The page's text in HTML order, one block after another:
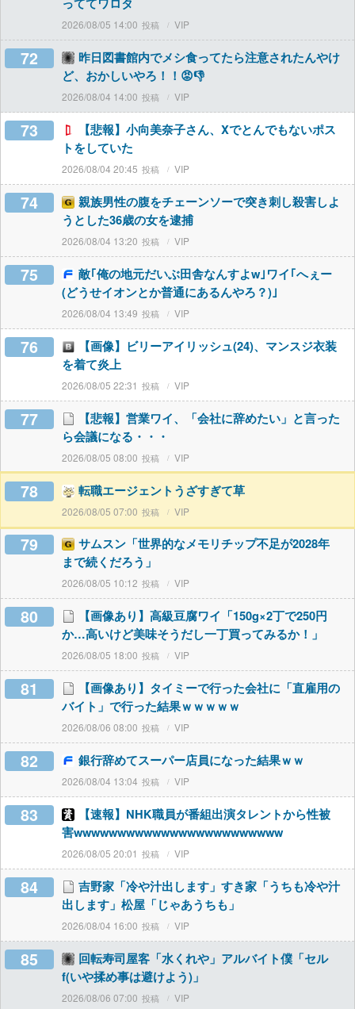
2026/08/05 14:00 VIP
72
昨日図書館内でメシ食ってたら注意されたんやけ
ど、おかしいやろ！！😡👎
2026/08/04 14:00 VIP
73
【悲報】小向美奈子さん、Xでとんでもないポス
トをしていた
2026/08/04 20:45 VIP
74
親族男性の腹をチェーンソーで突き刺し殺害しよ
うとした36歳の女を逮捕
2026/08/04 13:20 VIP
75
敵｢俺の地元だいぶ田舎なんすよw｣ワイ｢へぇー
(どうせイオンとか普通にあるんやろ？)｣
2026/08/04 13:49 VIP
76
【画像】ビリーアイリッシュ(24)、マンスジ衣装
を着て炎上
2026/08/05 22:31 VIP
77
【悲報】営業ワイ、「会社に辞めたい」と言った
ら会議になる・・・
2026/08/05 08:00 VIP
78 転職エージェントうざすぎて草
2026/08/05 07:00 VIP
79
サムスン「世界的なメモリチップ不足が2028年
まで続くだろう」
2026/08/05 10:12 VIP
80
【画像あり】高級豆腐ワイ「150g×2丁で250円
か…高いけど美味そうだし一丁買ってみるか！」
2026/08/05 18:00 VIP
81
【画像あり】タイミーで行った会社に「直雇用の
バイト」で行った結果ｗｗｗｗｗ
2026/08/06 08:00 VIP
82 銀行辞めてスーパー店員になった結果ｗｗ
2026/08/04 13:04 VIP
83
【速報】NHK職員が番組出演タレントから性被
害wwwwwwwwwwwwwwwwwwwwwwww
2026/08/05 20:01 VIP
84
吉野家「冷や汁出します」すき家「うちも冷や汁
出します」松屋「じゃあうちも」
2026/08/04 16:00 VIP
85
回転寿司屋客「水くれや」アルバイト僕「セル
f(いや揉め事は避けよう)」
2026/08/06 07:00 VIP